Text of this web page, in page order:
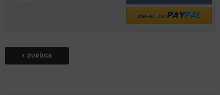
DIREKT ZU PAYPAL
ZURÜCK